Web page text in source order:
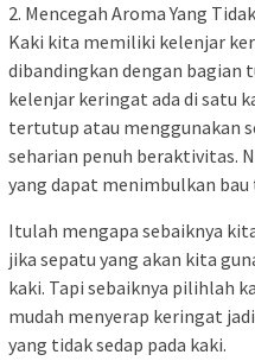
2. Mencegah Aroma Yang
Kaki kita memiliki kelenjar
dibandingkan dengan bagian
kelenjar keringat ada di satu
tertutup atau menggunakan
seharian penuh beraktivitas.
yang dapat menimbulkan bau
Itulah mengapa sebaiknya
jika sepatu yang akan kita
kaki. Tapi sebaiknya pilihlah
mudah menyerap keringat
yang tidak sedap pada kaki.